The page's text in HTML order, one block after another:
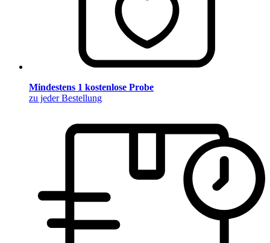
Mindestens 1 kostenlose Probe
zu jeder Bestellung